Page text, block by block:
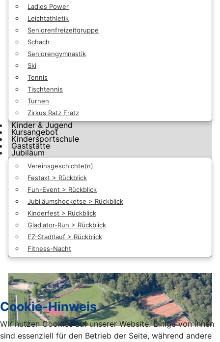
Ladies Power
Leichtathletik
Seniorenfreizeitgruppe
Schach
Seniorengymnastik
Ski
Tennis
Tischtennis
Turnen
Zirkus Ratz Fratz
Kinder & Jugend
Kursangebot
Kindersportschule
Gaststätte
Jubiläum
Vereinsgeschichte(n)
Festakt > Rückblick
Fun-Event > Rückblick
Jubiläumshocketse > Rückblick
Kinderfest > Rückblick
Gladiator-Run > Rückblick
EZ-Stadtlauf > Rückblick
Fitness-Nacht
Cookie-Hinweis
Wir nutzen Cookies auf unserer Website. Einige von ihnen
sind essenziell für den Betrieb der Seite, während andere